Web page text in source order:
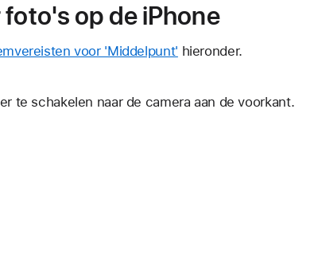
op de iPhone
voor 'Middelpunt' hieronder.
te schakelen naar de camera aan de voorkant.